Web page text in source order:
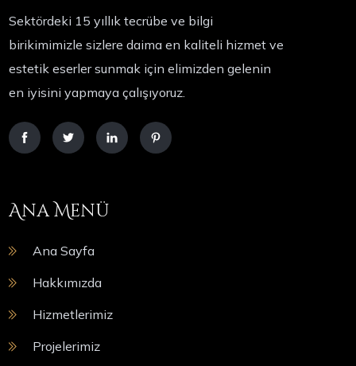
Sektördeki 15 yıllık tecrübe ve bilgi
birikimimizle sizlere daima en kaliteli hizmet ve
estetik eserler sunmak için elimizden gelenin
en iyisini yapmaya çalışıyoruz.
Ana Menü
Ana Sayfa
Hakkımızda
Hizmetlerimiz
Projelerimiz